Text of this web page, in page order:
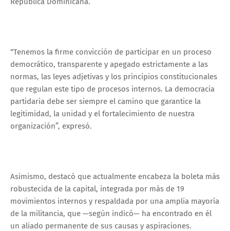
“Tenemos la firme convicción de participar en un proceso
democrático, transparente y apegado estrictamente a las
normas, las leyes adjetivas y los principios constitucionales
que regulan este tipo de procesos internos. La democracia
partidaria debe ser siempre el camino que garantice la
legitimidad, la unidad y el fortalecimiento de nuestra
organización”, expresó.
Asimismo, destacó que actualmente encabeza la boleta más
robustecida de la capital, integrada por más de 19
movimientos internos y respaldada por una amplia mayoría
de la militancia, que —según indicó— ha encontrado en él
un aliado permanente de sus causas y aspiraciones.